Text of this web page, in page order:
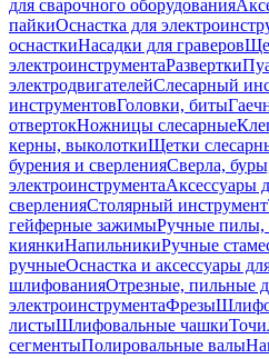
для сварочного оборудования
пайкиОснастка для
оснасткиНасадки для граверов
электроинструментаРазвертки
электродвигателейСлесарный
инструментовГоловки, биты
отвертокНожницы слесарные
керны, выколоткиЩетки
бурения и сверленияСверла,
электроинструментаАксессуары
сверленияСтолярный инструмент
гейферные зажимыРучные пилы,
киянкиНапильникиРучные
ручныеОснастка и аксессуары
шлифованияОтрезные, пильные
электроинструментаФрезы
листыШлифовальные чашки
сегментыПолировальные валы